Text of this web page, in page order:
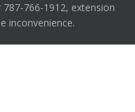
766-1912, extension
inconvenience.